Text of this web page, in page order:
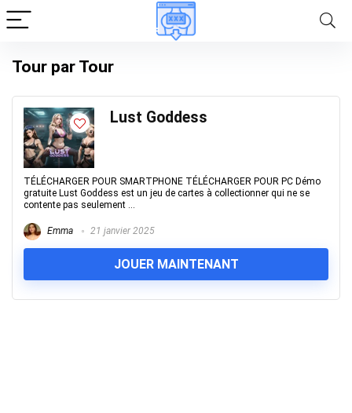
Tour par Tour
Lust Goddess
TÉLÉCHARGER POUR SMARTPHONE TÉLÉCHARGER POUR PC Démo
gratuite Lust Goddess est un jeu de cartes à collectionner qui ne se
contente pas seulement ...
Emma 21 janvier 2025
JOUER MAINTENANT